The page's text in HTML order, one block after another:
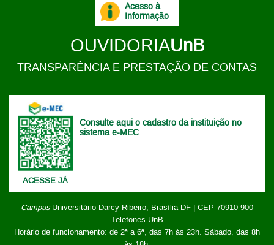
ACESSE JÁ
Consulte aqui o cadastro da instituição no
sistema e-MEC
CampusUniversitário Darcy Ribeiro, Brasília-DF | CEP 70910-900
Telefones UnB
Horário de funcionamento: de 2ª a 6ª, das 7h às 23h. Sábado, das 8h
Acesso à
Informação
OUVIDORIAUnB
TRANSPARÊNCIA E PRESTAÇÃO DE CONTAS